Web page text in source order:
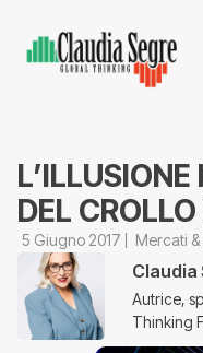
DEL
5 Giugno 2017 Mercati
Claudia
Autrice,
Thinking